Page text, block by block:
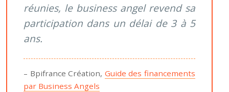
réunies, le business angel revend sa
participation dans un délai de 3 à 5
ans.
– Bpifrance Création, Guide des financements
par Business Angels